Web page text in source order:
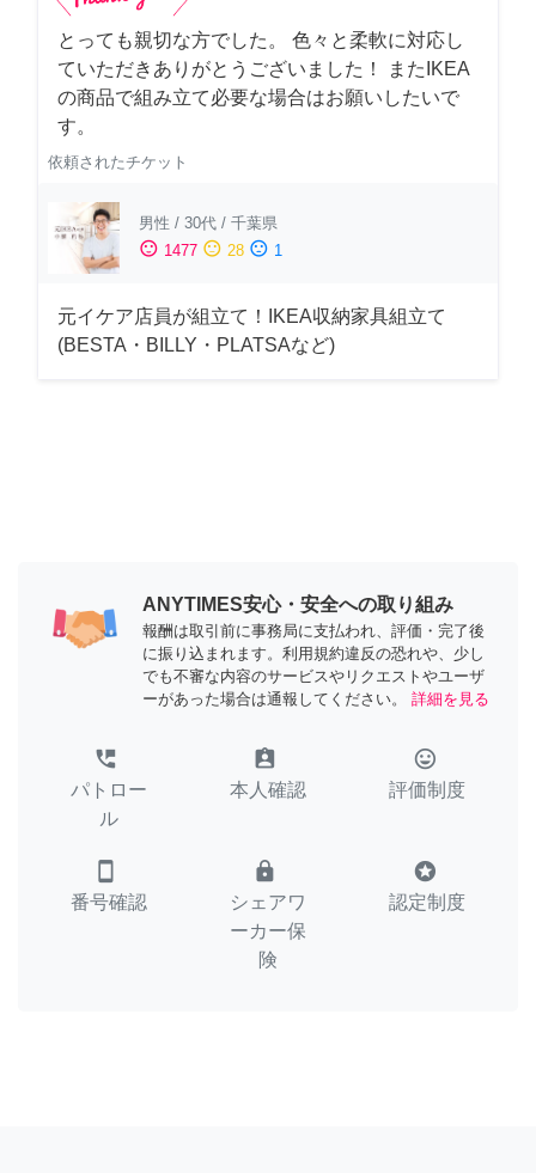
とっても親切な方でした。 色々と柔軟に対応し
ていただきありがとうございました！ またIKEA
の商品で組み立て必要な場合はお願いしたいで
す。
依頼されたチケット
男性 / 30代 / 千葉県
sentiment_satisfied 1477 sentiment_neutral 28 sentiment_dissatisfied 1
元イケア店員が組立て！IKEA収納家具組立て
(BESTA・BILLY・PLATSAなど)
ANYTIMES安心・安全への取り組み
報酬は取引前に事務局に支払われ、評価・完了後
に振り込まれます。利用規約違反の恐れや、少し
でも不審な内容のサービスやリクエストやユーザ
ーがあった場合は通報してください。
詳細を見る
perm_phone_msg
パトロー
ル
assignment_ind
本人確認
tag_faces
評価制度
smartphone
番号確認
lock
シェアワ
ーカー保
険
stars
認定制度